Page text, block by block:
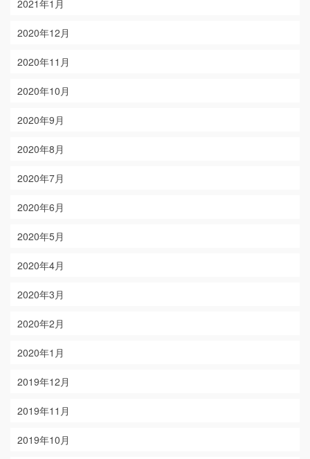
2021年1月
2020年12月
2020年11月
2020年10月
2020年9月
2020年8月
2020年7月
2020年6月
2020年5月
2020年4月
2020年3月
2020年2月
2020年1月
2019年12月
2019年11月
2019年10月